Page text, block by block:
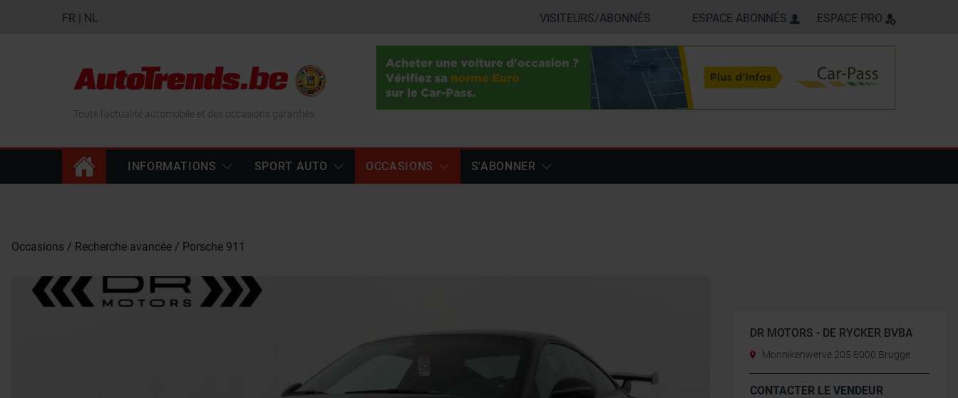
FR | NL VISITEURS/ABONNÉS ESPACE ABONNÉS ESPACE PRO
Toute l'actualité automobile et des occasions garanties
INFORMATIONS SPORT AUTO OCCASIONS S'ABONNER
Occasions Recherche avancée Porsche 911
DR MOTORS - DE RYCKER BVBA
Monnikenwerve 205 8000 Brugge
CONTACTER LE VENDEUR